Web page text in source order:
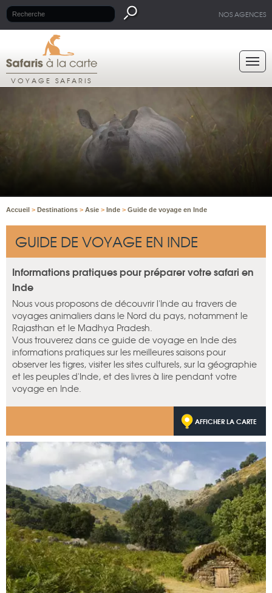
NOS AGENCES
VOYAGE SAFARIS
Accueil > Destinations > Asie > Inde > Guide de voyage en Inde
GUIDE DE VOYAGE EN INDE
Informations pratiques pour préparer votre safari en
Inde
Nous vous proposons de découvrir l'Inde au travers de
voyages animaliers dans le Nord du pays, notamment le
Rajasthan et le Madhya Pradesh.
Vous trouverez dans ce guide de voyage en Inde des
informations pratiques sur les meilleures saisons pour
observer les tigres, visiter les sites culturels, sur la géographie
et les peuples d'Inde, et des livres à lire pendant votre
voyage en Inde.
AFFICHER LA CARTE